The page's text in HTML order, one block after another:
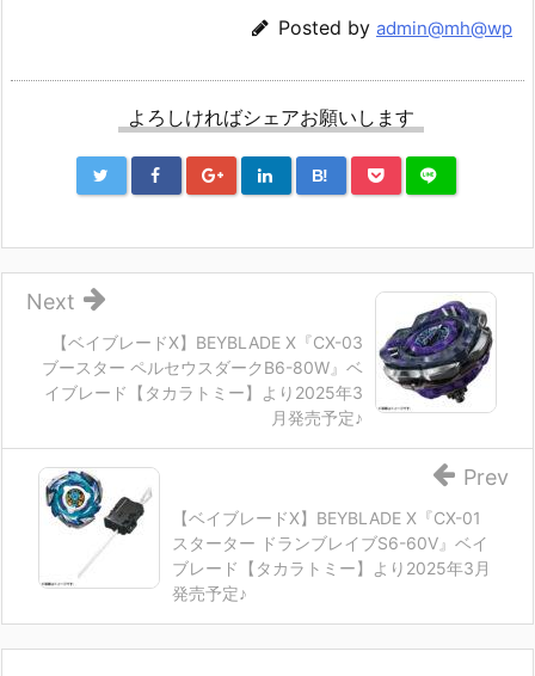
Posted by admin@mh@wp
よろしければシェアお願いします
B!
【ベイブレードX】BEYBLADE X『CX-03
ブースター ペルセウスダークB6-80W』ベ
イブレード【タカラトミー】より2025年3
月発売予定♪
Next
【ベイブレードX】BEYBLADE X『CX-01
スターター ドランブレイブS6-60V』ベイ
ブレード【タカラトミー】より2025年3月
発売予定♪
Prev